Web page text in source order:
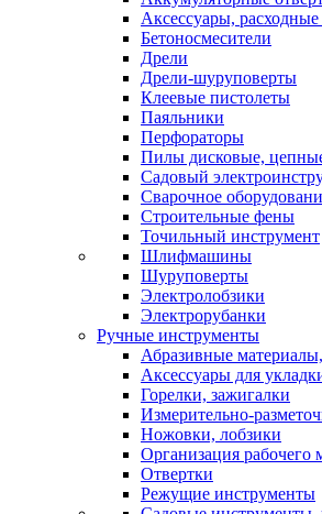
Аксессуары,
Бетоносмесители
Дрели
Дрели-шуруповерты
Клеевые пистолеты
Паяльники
Перфораторы
Пилы дисковые,
Садовый
Сварочное
Строительные фены
Точильный инструмент
Шлифмашины
Шуруповерты
Электролобзики
Электрорубанки
Ручные инструменты
Абразивные
Аксессуары для
Горелки, зажигалки
Измерительно-
Ножовки, лобзики
Организация рабочего
Отвертки
Режущие инструменты